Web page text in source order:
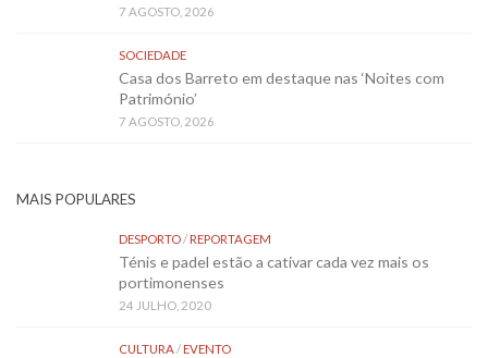
7 AGOSTO, 2026
SOCIEDADE
Casa dos Barreto em destaque nas ‘Noites com
Património’
7 AGOSTO, 2026
MAIS POPULARES
DESPORTO/REPORTAGEM
Ténis e padel estão a cativar cada vez mais os
portimonenses
24 JULHO, 2020
CULTURA/EVENTO